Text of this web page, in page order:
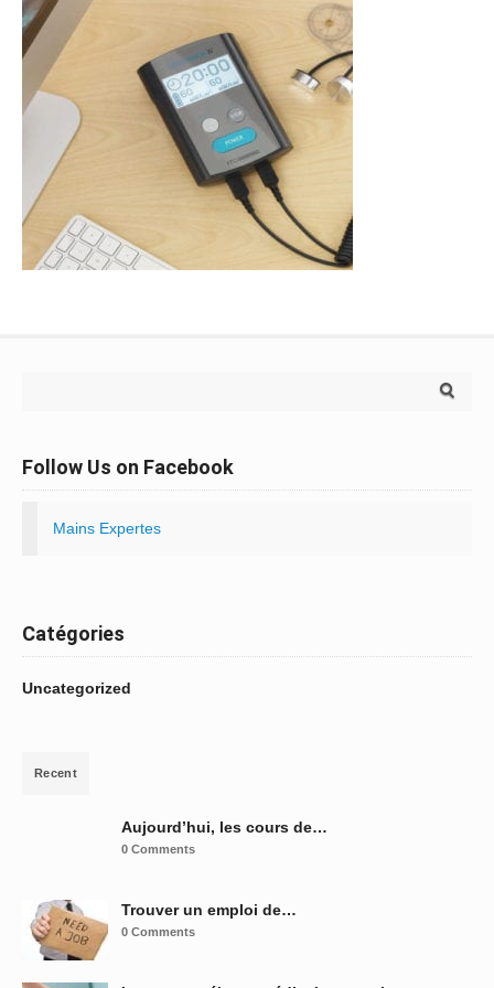
Follow Us on Facebook
Mains Expertes
Catégories
Uncategorized
Recent
Aujourd’hui, les cours de…
0 Comments
Trouver un emploi de…
0 Comments